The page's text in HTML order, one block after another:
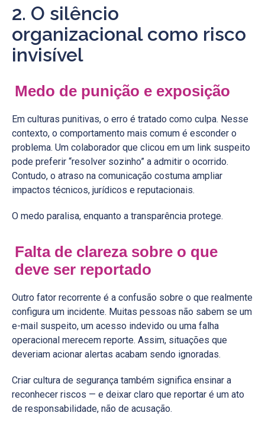
2. O silêncio
organizacional como risco
invisível
Medo de punição e exposição
Em culturas punitivas, o erro é tratado como culpa. Nesse
contexto, o comportamento mais comum é esconder o
problema. Um colaborador que clicou em um link suspeito
pode preferir “resolver sozinho” a admitir o ocorrido.
Contudo, o atraso na comunicação costuma ampliar
impactos técnicos, jurídicos e reputacionais.
O medo paralisa, enquanto a transparência protege.
Falta de clareza sobre o que
deve ser reportado
Outro fator recorrente é a confusão sobre o que realmente
configura um incidente. Muitas pessoas não sabem se um
e-mail suspeito, um acesso indevido ou uma falha
operacional merecem reporte. Assim, situações que
deveriam acionar alertas acabam sendo ignoradas.
Criar cultura de segurança também significa ensinar a
reconhecer riscos — e deixar claro que reportar é um ato
de responsabilidade, não de acusação.